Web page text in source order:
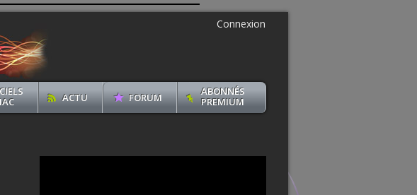
Connexion
ACTU FORUM
ABONNÉS
PREMIUM